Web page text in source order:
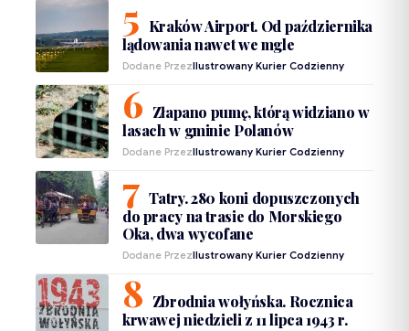
Kraków Airport. Od października
lądowania nawet we mgle
Dodane PrzezIlustrowany Kurier Codzienny
Złapano pumę, którą widziano w
lasach w gminie Polanów
Dodane PrzezIlustrowany Kurier Codzienny
Tatry. 280 koni dopuszczonych
do pracy na trasie do Morskiego
Oka, dwa wycofane
Dodane PrzezIlustrowany Kurier Codzienny
Zbrodnia wołyńska. Rocznica
krwawej niedzieli z 11 lipca 1943 r.